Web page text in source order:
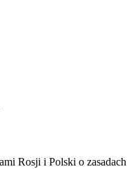
Rosji i Polski o